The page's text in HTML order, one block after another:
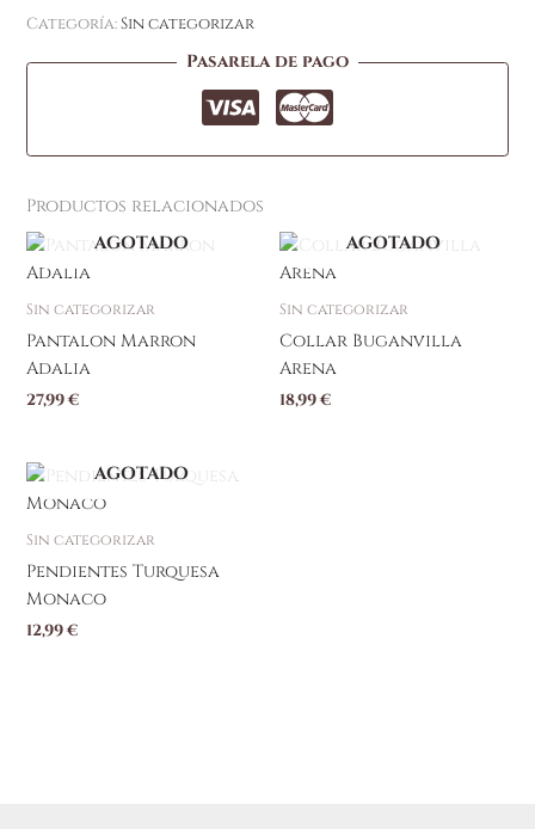
Categoría:Sin categorizar
Pasarela de pago
Productos relacionados
AGOTADO
Sin categorizar
Pantalon Marron
Adalia
27,99€
Este
producto
tiene
variantes.
Las
opciones
pueden
elegir
la
página
de
producto
AGOTADO
Sin categorizar
Collar Buganvilla
Arena
18,99€
AGOTADO
Sin categorizar
Pendientes Turquesa
Monaco
12,99€